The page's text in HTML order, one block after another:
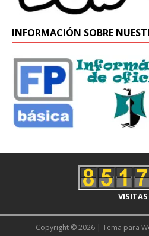
INFORMACIÓN SOBRE
VISITAS
Copyright © 2026 | Tema para